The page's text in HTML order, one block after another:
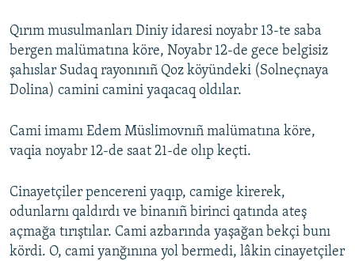
Qırım musulmanları Diniy idaresi noyabr 13-te saba
bergen malümatına köre, Noyabr 12-de gece belgisiz
şahıslar Sudaq rayonınıñ Qoz köyündeki (Solneçnaya
Dolina) camini camini yaqacaq oldılar.
Cami imamı Edem Müslimovnıñ malümatına köre,
vaqia noyabr 12-de saat 21-de olıp keçti.
Cinayetçiler pencereni yaqıp, camige kirerek,
odunlarnı qaldırdı ve binanıñ birinci qatında ateş
açmağa tırıştılar. Cami azbarında yaşağan bekçi bunı
kördi. O, cami yanğınına yol bermedi, lâkin cinayetçiler